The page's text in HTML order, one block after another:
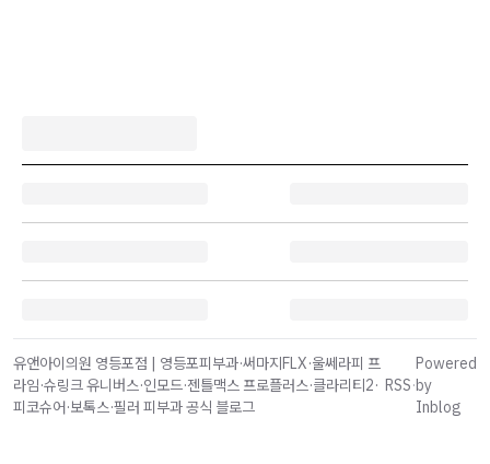
유앤아이의원 영등포점 | 영등포피부과·써마지FLX·울쎄라피 프
라임·슈링크 유니버스·인모드·젠틀맥스 프로플러스·클라리티2·
피코슈어·보톡스·필러 피부과 공식 블로그
RSS·
Powered
by
Inblog